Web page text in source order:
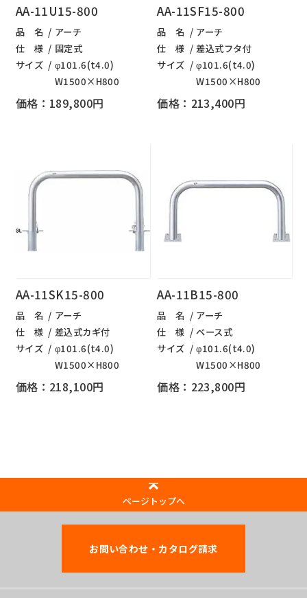
AA-11U15-800
品 名
アーチ
仕 様
固定式
サイズ
φ101.6(t4.0)
W1500×H800
価格：189,800円
AA-11SF15-800
品 名
アーチ
仕 様
差込式フタ付
サイズ
φ101.6(t4.0)
W1500×H800
価格：213,400円
AA-11SK15-800
品 名
アーチ
仕 様
差込式カギ付
サイズ
φ101.6(t4.0)
W1500×H800
価格：218,100円
AA-11B15-800
品 名
アーチ
仕 様
ベース式
サイズ
φ101.6(t4.0)
W1500×H800
価格：223,800円
ページトップへ
お問い合わせ・カタログ請求